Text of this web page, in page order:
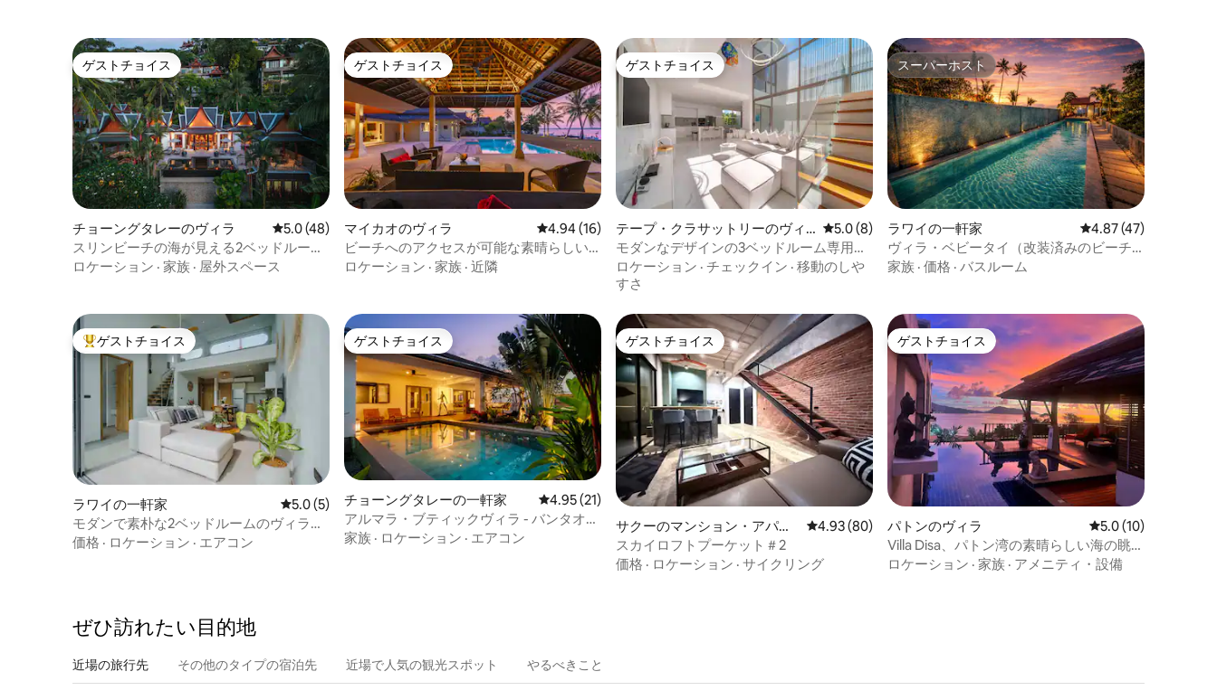
す。このスイートでは、4つのベッドルー
ムを使用して8人のゲストを収容できま
す。5つのベッドルームを使用するには、
別のリンクを選択してください。 ヴィラ
にチェックインするには12,000バーツの
デポジットが必要です。ヴィラには1回の
チェックインごとに500バーツの電気料金
が含まれており、超過分の電気料金は1度
あたり7バーツです。1泊あたりの電気料金
は約800〜1600バーツです。ヴィラ内で
は騒音のあるパーティーはできません。
ゲストチョイス
ゲストチョイス
チョーングタレーのヴィラ レビュー48件、5つ星中5.0つ星の平均評価
5.0 (48)
スリンビーチの海が見える2ベッドルーム
のヴィラ（送迎＆シェフ付き）
ロケーション · 家族 · 屋外スペース
ゲストチョイス
ゲストチョイス
マイカオのヴィラ レビュー16件、5つ星中4.94つ星の平均評価
4.94 (16)
ビーチへのアクセスが可能な素晴らしい
ヴィラ、寝室4室、
ロケーション · 家族 · 近隣
ゲストチョイス
ゲストチョイス
テープ・クラサットリーのヴィ
ラ
レビュー8件、5つ星中5.0つ星の平均評価
5.0 (8)
モダンなデザインの3ベッドルーム専用プ
ールヴィラ | ラグーナ周辺
ロケーション · チェックイン · 移動のしや
すさ
スーパーホスト
スーパーホスト
ラワイの一軒家 レビュー47件、5つ
4.87 (47)
ヴィラ・ベビータイ（改装済みのビーチ
フロントの家）
家族 · 価格 · バスルーム
大好評のゲストチョイスです。
ゲストチョイス
ラワイの一軒家 レビュー5件、5つ星中5.0つ星の平均評価
5.0 (5)
モダンで素朴な2ベッドルームのヴィラ、
ラワイビーチとヤヌイビーチまで徒歩圏
価格 · ロケーション · エアコン
ゲストチョイス
ゲストチョイス
チョーングタレーの一軒家 レビュー21件、5つ星中4.95つ星の平均評価
4.95 (21)
アルマラ・ブティックヴィラ - バンタオビ
ーチのプライベートスパ
家族 · ロケーション · エアコン
ゲストチョイス
ゲストチョイス
サクーのマンション・アパー
ト
レビュー80件、5つ星中4.93つ星の平均評価
4.93 (80)
スカイロフトプーケット＃2
価格 · ロケーション · サイクリング
ゲストチョイス
ゲストチョイス
パトンのヴィラ レビュー10件、5つ
5.0 (10)
Villa Disa、パトン湾の素晴らしい海の眺め
が見えるヴィラ
ロケーション · 家族 · アメニティ・設備
ぜひ訪⁠れ⁠た⁠い目⁠的⁠地
近場の旅行先 その他のタ⁠イ⁠プ⁠の宿⁠泊⁠先 近場で人気の観光スポット やるべきこと